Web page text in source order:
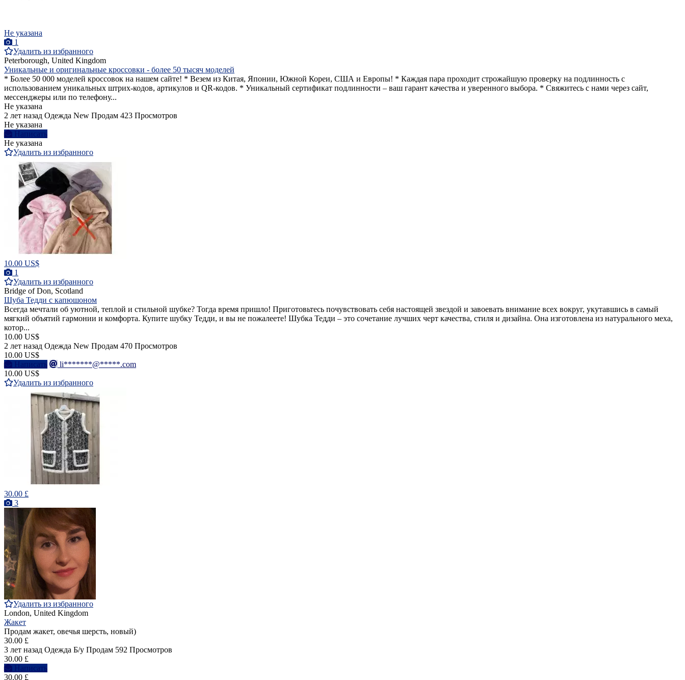
Не указана
1
Удалить из избранного
Peterborough, United Kingdom
Уникальные и оригинальные кроссовки - более 50 тысяч моделей
* Более 50 000 моделей кроссовок на нашем сайте! * Везем из Китая, Японии, Южной Кореи, США и Европы! * Каждая пара проходит строжайшую проверку на подлинность с
использованием уникальных штрих-кодов, артикулов и QR-кодов. * Уникальный сертификат подлинности – ваш гарант качества и уверенного выбора. * Свяжитесь с нами через сайт,
мессенджеры или по телефону...
Не указана
2 лет назад Одежда New Продам 423 Просмотров
Не указана
Написать
Не указана
Удалить из избранного
10.00 US$
1
Удалить из избранного
Bridge of Don, Scotland
Шуба Тедди с капюшоном
Всегда мечтали об уютной, теплой и стильной шубке? Тогда время пришло! Приготовьтесь почувствовать себя настоящей звездой и завоевать внимание всех вокруг, укутавшись в самый
мягкий объятий гармонии и комфорта. Купите шубку Тедди, и вы не пожалеете! Шубка Тедди – это сочетание лучших черт качества, стиля и дизайна. Она изготовлена из натурального меха,
котор...
10.00 US$
2 лет назад Одежда New Продам 470 Просмотров
10.00 US$
Написать
li*******@*****.com
10.00 US$
Удалить из избранного
30.00 £
3
Удалить из избранного
London, United Kingdom
Жакет
Продам жакет, овечья шерсть, новый)
30.00 £
3 лет назад Одежда Б/у Продам 592 Просмотров
30.00 £
Написать
30.00 £